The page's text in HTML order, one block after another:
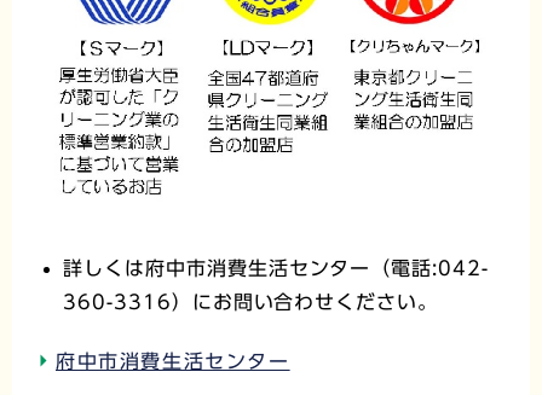
詳しくは府中市消費生活センター（電話:042-
360-3316）にお問い合わせください。
府中市消費生活センター